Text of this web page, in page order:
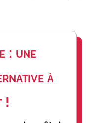
: une
à
!